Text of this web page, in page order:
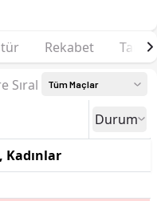
Rekabet
Sırala Tüm Maçlar
Durum
Kadınlar